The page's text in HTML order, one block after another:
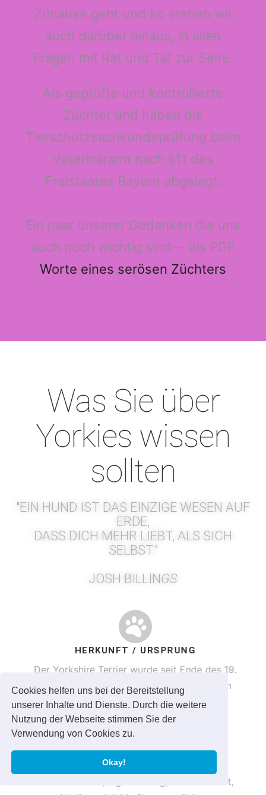
Cookies helfen uns bei der Bereitstellung
unserer Inhalte und Dienste. Durch die weitere
Nutzung der Webseite stimmen Sie der
Verwendung von Cookies zu.
Okay!
Zuhause geht und so stehen wir
auch darüber hinaus, in allen
Fragen mit Rat und Tat zur Seite.
Als geprüfte und kontrollierte
Züchter und haben die
Tierschutzsachkundeprüfung beim
Veterinäramt nach §11 des
Freistaates Bayern abgelegt.
Ein paar unserer Gedanken die uns
auch noch wichtig sind – als PDF
Worte eines serösen Züchters
Was Sie über
Yorkies wissen
sollten
"EIN HUND IST DAS EINZIGE WESEN AUF
ERDE,
DASS DICH MEHR LIEBT, ALS SICH
SELBST."
JOSH BILLINGS
HERKUNFT / URSPRUNG
Der Yorkshire Terrier wurde seit Ende des 19.
Jahrhunders in der Grafschaft Yorkshire, in
Großbritanien. gezüchtet.
CHARAKTER/WESEN
unerschrocken, eigenständig, selbstbewußt,